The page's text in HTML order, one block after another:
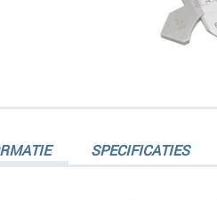
SPECIFICATIES